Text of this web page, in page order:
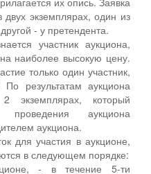
двух экземплярах, один из
- у претендента.
участник аукциона,
наиболее высокую цену.
только один участник,
По результатам аукциона
экземплярах, который
аукциона
аукциона.
для участия в аукционе,
в следующем порядке:
- в течение 5-ти